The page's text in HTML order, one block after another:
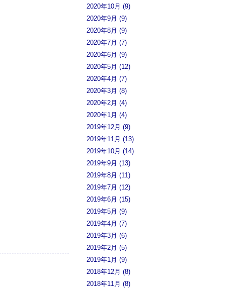
2020年10月 (9)
2020年9月 (9)
2020年8月 (9)
2020年7月 (7)
2020年6月 (9)
2020年5月 (12)
2020年4月 (7)
2020年3月 (8)
2020年2月 (4)
2020年1月 (4)
2019年12月 (9)
2019年11月 (13)
2019年10月 (14)
2019年9月 (13)
2019年8月 (11)
2019年7月 (12)
2019年6月 (15)
2019年5月 (9)
2019年4月 (7)
2019年3月 (6)
2019年2月 (5)
2019年1月 (9)
2018年12月 (8)
2018年11月 (8)